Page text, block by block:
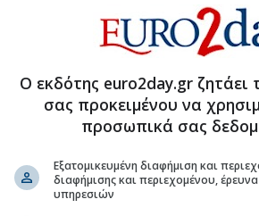
στο Discover
Ο εκδότης euro2day.gr ζητάει
σας προκειμένου να
προσωπικά σας
Εξατομικευμένη διαφήμιση και
διαφήμισης και περιεχομένου,
υπηρεσιών